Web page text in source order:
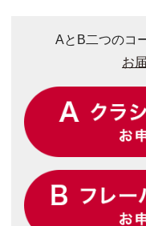
AとB二つのコ
お